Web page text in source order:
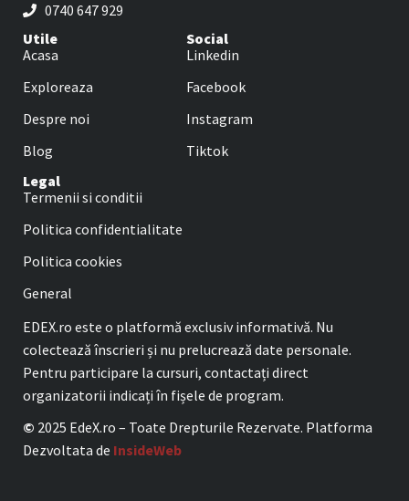
0740 647 929
Utile
Acasa
Exploreaza
Despre noi
Blog
Social
Linkedin
Facebook
Instagram
Tiktok
Legal
Termenii si conditii
Politica confidentialitate
Politica cookies
General
EDEX.ro este o platformă exclusiv informativă. Nu
colectează înscrieri și nu prelucrează date personale.
Pentru participare la cursuri, contactați direct
organizatorii indicați în fișele de program.
© 2025 EdeX.ro – Toate Drepturile Rezervate. Platforma
Dezvoltata de InsideWeb